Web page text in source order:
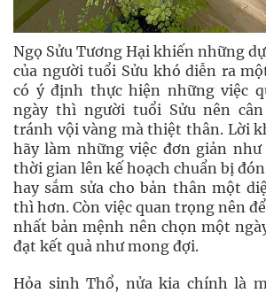
Ngọ Sửu Tương Hại khiến những
của người tuổi Sửu khó diễn ra
có ý định thực hiện những việc
ngày thì người tuổi Sửu nên
tránh vội vàng mà thiệt thân. Lời
hãy làm những việc đơn giản
thời gian lên kế hoạch chuẩn bị
hay sắm sửa cho bản thân một
thì hơn. Còn việc quan trọng nên
nhất bản mệnh nên chọn một
đạt kết quả như mong đợi.
Hỏa sinh Thổ, nửa kia chính là